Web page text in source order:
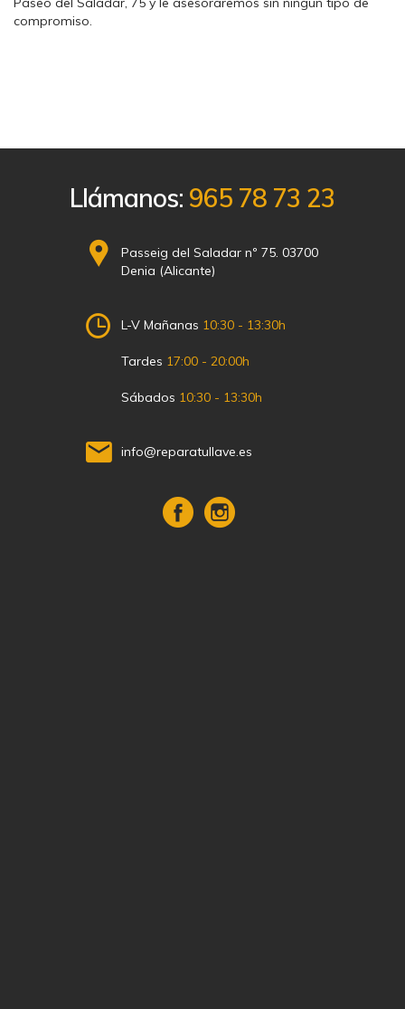
compromiso.
Llámanos: 965 78 73 23
Passeig del Saladar nº 75. 03700
Denia (Alicante)
L-V Mañanas 10:30 - 13:30h
Tardes 17:00 - 20:00h
Sábados 10:30 - 13:30h
info@reparatullave.es